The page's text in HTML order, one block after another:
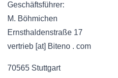
Geschäftsführer:
M. Böhmichen
Ernsthaldenstraße 17
vertrieb [at] Biteno . com
70565 Stuttgart